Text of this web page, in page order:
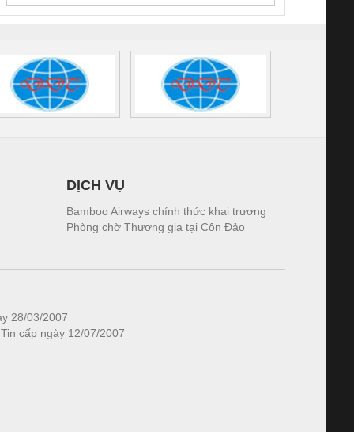
DỊCH VỤ
Bamboo Airways chính thức khai trương
Phòng chờ Thương gia tại Côn Đảo
28/03/2007
cấp ngày 12/07/2007